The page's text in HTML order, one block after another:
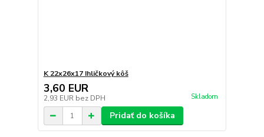
K 22x26x17 Ihličkový kôš
3,60 EUR
2,93 EUR bez DPH Skladom
Pridať do košíka